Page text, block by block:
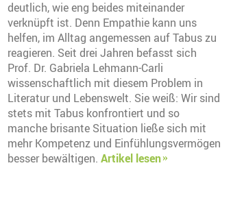
deutlich, wie eng beides miteinander
verknüpft ist. Denn Empathie kann uns
helfen, im Alltag angemessen auf Tabus zu
reagieren. Seit drei Jahren befasst sich
Prof. Dr. Gabriela Lehmann-Carli
wissenschaftlich mit diesem Problem in
Literatur und Lebenswelt. Sie weiß: Wir sind
stets mit Tabus konfrontiert und so
manche brisante Situation ließe sich mit
mehr Kompetenz und Einfühlungsvermögen
besser bewältigen. Artikel lesen